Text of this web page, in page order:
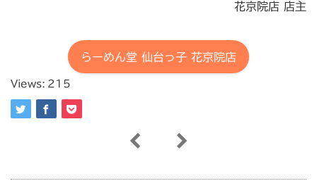
花京院店 店主
らーめん堂 仙台っ子 花京院店
Views: 215